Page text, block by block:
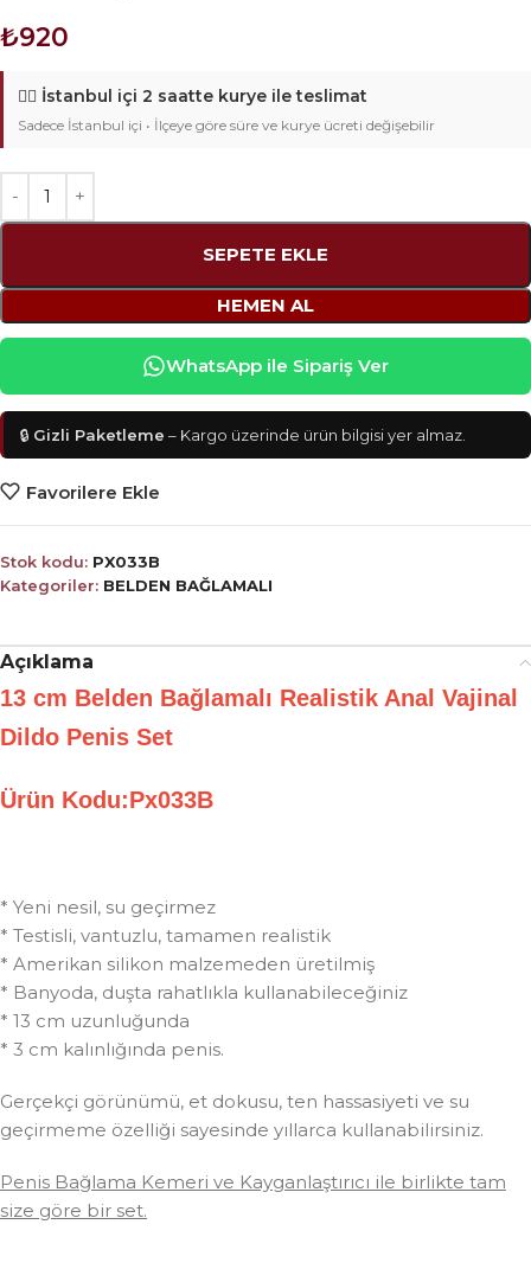
₺920
🚴‍♂️ İstanbul içi 2 saatte kurye ile teslimat
Sadece İstanbul içi • İlçeye göre süre ve kurye ücreti değişebilir
SEPETE EKLE
HEMEN AL
WhatsApp ile Sipariş Ver
🔒 Gizli Paketleme – Kargo üzerinde ürün bilgisi yer almaz.
Favorilere Ekle
Stok kodu: PX033B
Kategoriler: BELDEN BAĞLAMALI
Açıklama
13 cm Belden Bağlamalı Realistik Anal Vajinal
Dildo Penis Set
Ürün Kodu:Px033B
* Yeni nesil, su geçirmez
* Testisli, vantuzlu, tamamen realistik
* Amerikan silikon malzemeden üretilmiş
* Banyoda, duşta rahatlıkla kullanabileceğiniz
* 13 cm uzunluğunda
* 3 cm kalınlığında penis.
Gerçekçi görünümü, et dokusu, ten hassasiyeti ve su
geçirmeme özelliği sayesinde yıllarca kullanabilirsiniz.
Penis Bağlama Kemeri ve Kayganlaştırıcı ile birlikte tam
size göre bir set.